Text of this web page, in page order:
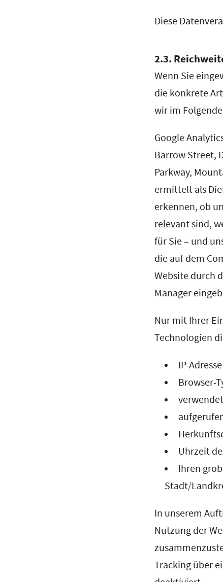
Diese
2.3.
Wenn Sie
die konkrete
wir im
Google
Barrow Street,
Parkway,
ermittelt als
erkennen, ob
relevant sind,
für Sie – und
die auf dem
Website durch
Manager
Nur mit Ihrer
Technologien
IP-
Browser-
Uhrzeit
Ihren
Stadt/
In unserem
Nutzung der
Tracking über